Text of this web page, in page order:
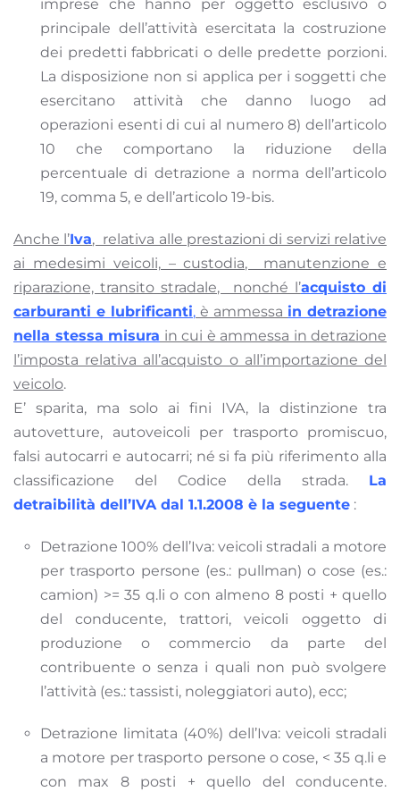
imprese che hanno per oggetto esclusivo o
principale dell’attività esercitata la costruzione
dei predetti fabbricati o delle predette porzioni.
La disposizione non si applica per i soggetti che
esercitano attività che danno luogo ad
operazioni esenti di cui al numero 8) dell’articolo
10 che comportano la riduzione della
percentuale di detrazione a norma dell’articolo
19, comma 5, e dell’articolo 19-bis.
Anche l’Iva, relativa alle prestazioni di servizi relative
ai medesimi veicoli, – custodia, manutenzione e
riparazione, transito stradale, nonché l’acquisto di
carburanti e lubrificanti, è ammessa in detrazione
nella stessa misura in cui è ammessa in detrazione
l’imposta relativa all’acquisto o all’importazione del
veicolo.
E’ sparita, ma solo ai fini IVA, la distinzione tra
autovetture, autoveicoli per trasporto promiscuo,
falsi autocarri e autocarri; né si fa più riferimento alla
classificazione del Codice della strada. La
detraibilità dell’IVA dal 1.1.2008 è la seguente :
Detrazione 100% dell’Iva: veicoli stradali a motore
per trasporto persone (es.: pullman) o cose (es.:
camion) >= 35 q.li o con almeno 8 posti + quello
del conducente, trattori, veicoli oggetto di
produzione o commercio da parte del
contribuente o senza i quali non può svolgere
l’attività (es.: tassisti, noleggiatori auto), ecc;
Detrazione limitata (40%) dell’Iva: veicoli stradali
a motore per trasporto persone o cose, < 35 q.li e
con max 8 posti + quello del conducente.